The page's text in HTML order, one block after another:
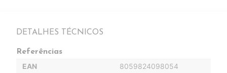
DETALHES TÉCNICOS
Referências
EAN 8059824098054